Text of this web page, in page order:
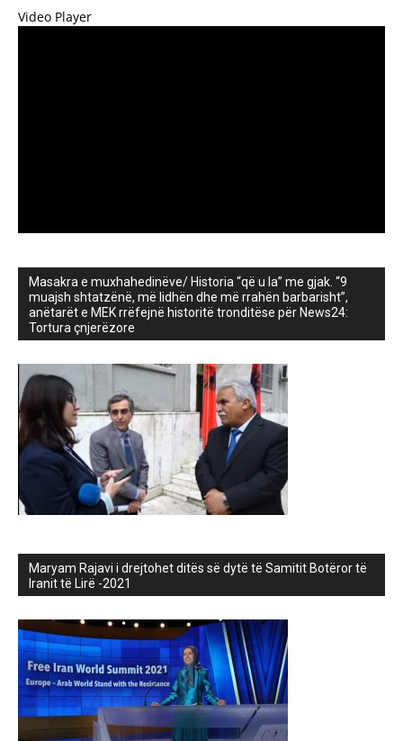
Video Player
Masakra e muxhahedinëve/ Historia “që u la” me gjak. “9
muajsh shtatzënë, më lidhën dhe më rrahën barbarisht”,
anëtarët e MEK rrëfejnë historitë tronditëse për News24:
Tortura çnjerëzore
Maryam Rajavi i drejtohet ditës së dytë të Samitit Botëror të
Iranit të Lirë -2021